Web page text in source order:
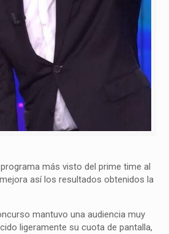
más visto del prime time al
así los resultados obtenidos la
mantuvo una audiencia muy
ligeramente su cuota de pantalla,